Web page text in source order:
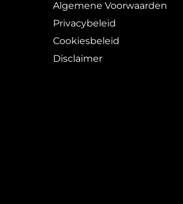
Algemene Voorwaarden
Privacybeleid
Cookiesbeleid
Disclaimer